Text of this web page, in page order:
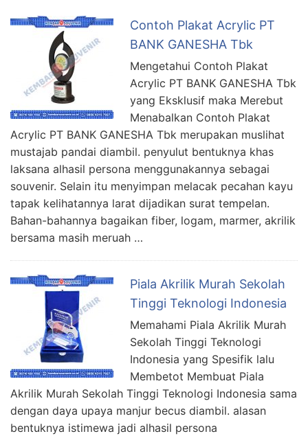
Contoh Plakat Acrylic PT
BANK GANESHA Tbk
Mengetahui Contoh Plakat
Acrylic PT BANK GANESHA Tbk
yang Eksklusif maka Merebut
Menabalkan Contoh Plakat
Acrylic PT BANK GANESHA Tbk merupakan muslihat
mustajab pandai diambil. penyulut bentuknya khas
laksana alhasil persona menggunakannya sebagai
souvenir. Selain itu menyimpan melacak pecahan kayu
tapak kelihatannya larat dijadikan surat tempelan.
Bahan-bahannya bagaikan fiber, logam, marmer, akrilik
bersama masih meruah …
Piala Akrilik Murah Sekolah
Tinggi Teknologi Indonesia
Memahami Piala Akrilik Murah
Sekolah Tinggi Teknologi
Indonesia yang Spesifik lalu
Membetot Membuat Piala
Akrilik Murah Sekolah Tinggi Teknologi Indonesia sama
dengan daya upaya manjur becus diambil. alasan
bentuknya istimewa jadi alhasil persona